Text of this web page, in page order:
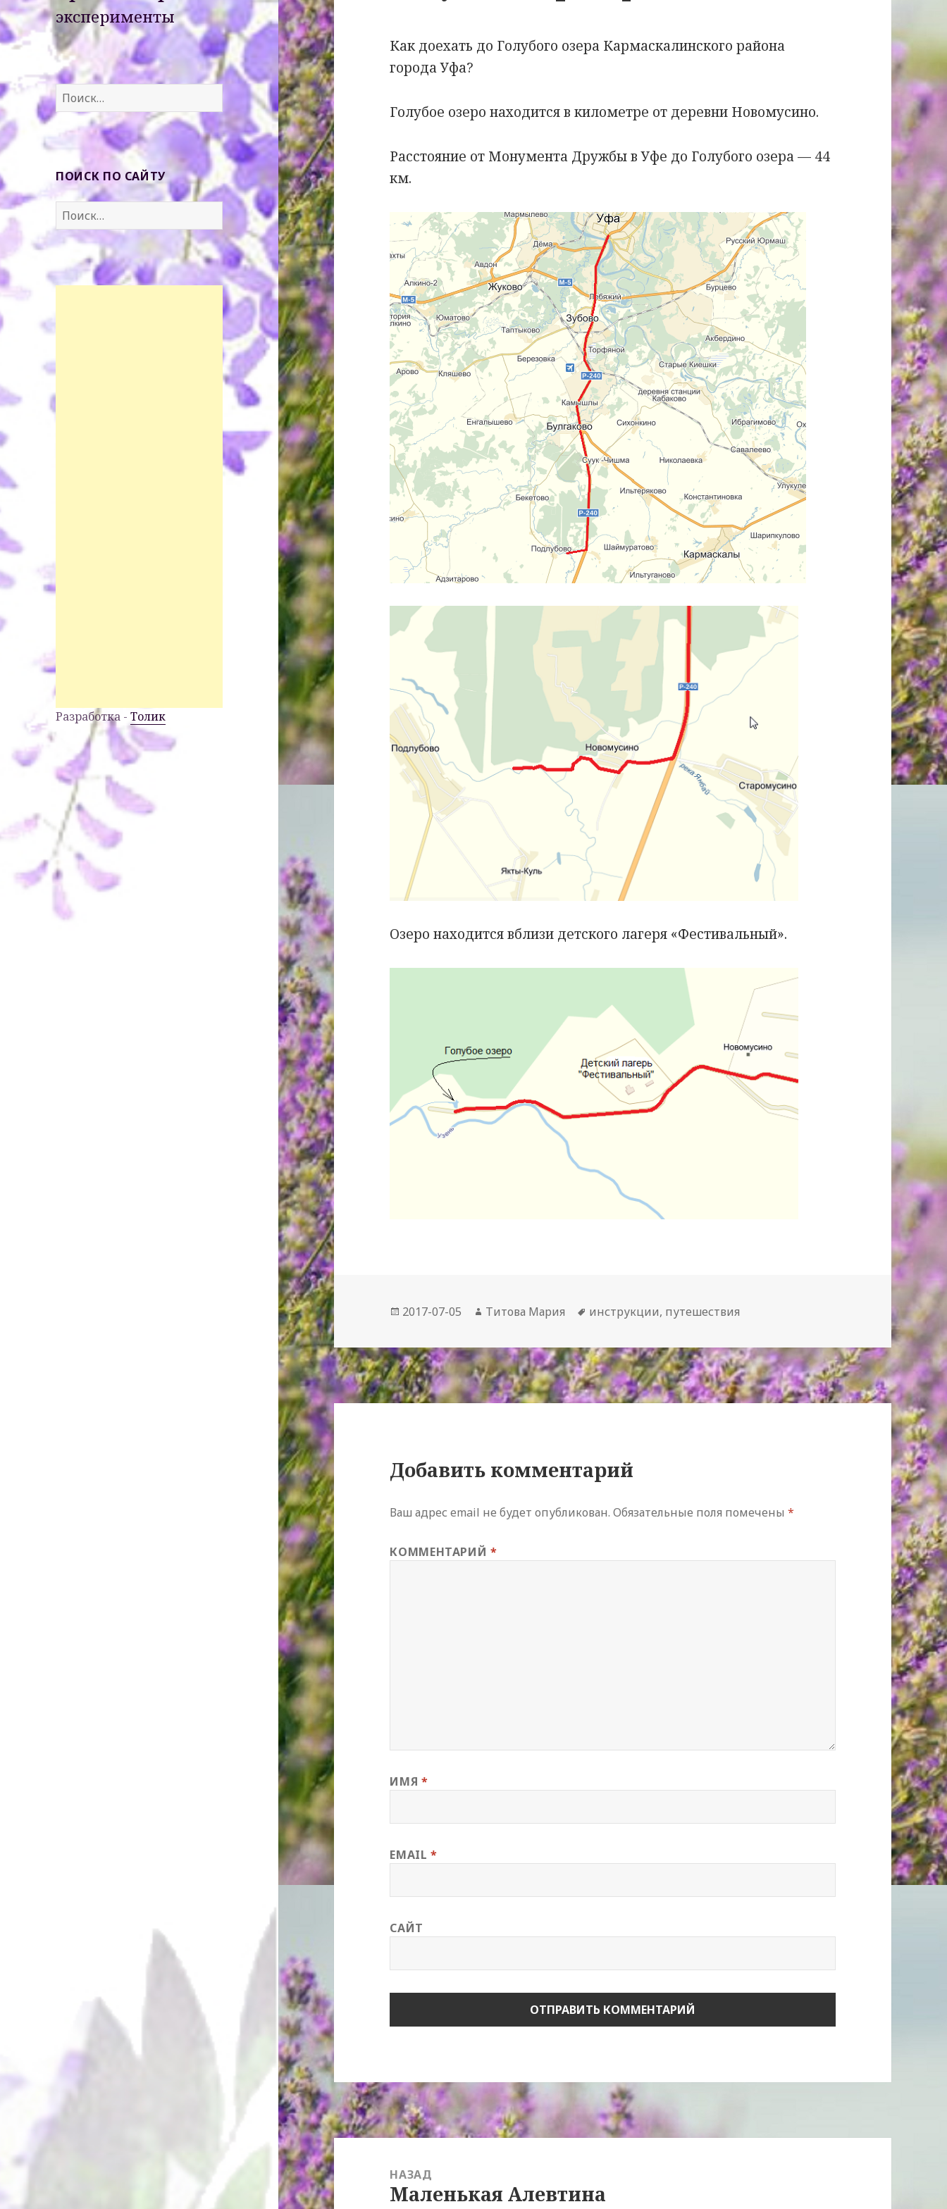
эксперименты
Найти:
ПОИСК ПО САЙТУ
Найти:
Разработка -Толик
Как доехать до Голубого озера Кармаскалинского района
города Уфа?
Голубое озеро находится в километре от деревни Новомусино.
Расстояние от Монумента Дружбы в Уфе до Голубого озера — 44
км.
Озеро находится вблизи детского лагеря «Фестивальный».
Опубликовано
2017-07-05 Автор
Титова Мария Метки
инструкции, путешествия
Добавить комментарий
Ваш адрес email не будет опубликован. Обязательные поля помечены*
КОММЕНТАРИЙ*
ИМЯ *
EMAIL*
САЙТ
Навигация
по
записям
НАЗАД
Предыдущая
Маленькая Алевтина